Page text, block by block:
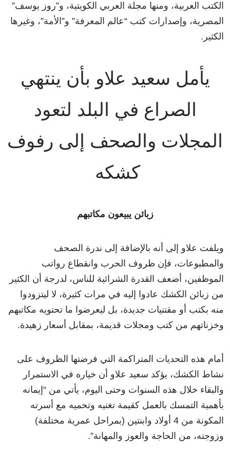
الكتب العربية، ومنها مجلة العربي الكويتية، و”روز يوسف”
المصرية، وإصدارات كتب “عالم المعرفة” و”الأمة”، وغيرها
الكثير.
يأمل سعيد علاو بأن ينتهي
الصراع في البلد لتعود
المجلات والصحف إلى رفوف
كشكه
زبائن يبيعون مكاتبهم
ويلفت علاو إلى أنه بالإضافة إلى ندرة الصحف
والمطبوعات، فإن ظروف الحرب وانقطاع رواتب
الموظفين، أضعف القدرة الشرائية للناس، لدرجة أن الكثير
من زبائن الكشك عادوا إليه في مرات كثيرة، لا ليتزودوا
منه بكتب أو مقتنيات جديدة، بل ليعرضوا ما تحتويه مكاتبهم
وخزناتهم من كتب ومجلات قديمة، بمقابل أسعار زهيدة.
أمام هذه التحديات المتراكمة التي فرضتها الظروف على
نشاط الكشك، يؤكد سعيد علاو أن خياره في الاستمرار
والبقاء خلال هذه السنوات وحتى اليوم، يأتي من “إيمانه
بأهمية التمسك بالعمل كقيمة تغنيه وتحميه مع أسرته
المكونة من 4 أولاد وابنتين (بمراحل عمرية مختلفة)
وزوجته، من الحاجة والعوز والمهانة”.